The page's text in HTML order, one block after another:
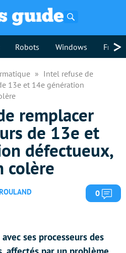
Robots Windows >
Intel refuse de
13e et 14e génération
remplacer
de 13e et
défectueux,
colère
0
ses processeurs des